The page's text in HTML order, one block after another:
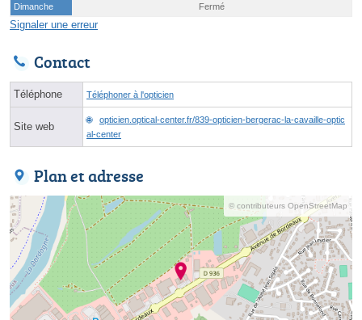
Dimanche
Fermé
Signaler une erreur
Contact
Téléphone Téléphoner à l'opticien
Site web
opticien.optical-center.fr/839-opticien-bergerac-la-cavaille-optic
al-center
Plan et adresse
© contributeurs OpenStreetMap